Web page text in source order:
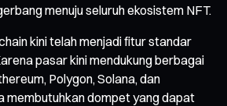
menuju seluruh ekosistem NFT.
kini telah menjadi fitur standar
pasar kini mendukung berbagai
Polygon, Solana, dan
membutuhkan dompet yang dapat